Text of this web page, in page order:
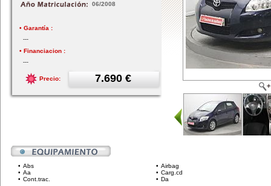
06/2008
• Garantía :
---
• Financiacion :
---
Precio: 7.690 €
• Abs • Airbag
• Aa • Carg.cd
• Cont.trac. • Da